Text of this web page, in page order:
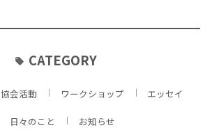
CATEGORY
協会活動 ワークショップ エッセイ
日々のこと お知らせ